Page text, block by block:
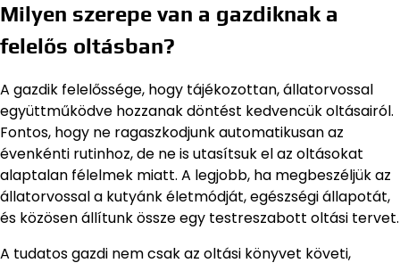
Milyen szerepe van a gazdiknak a
felelős oltásban?
A gazdik felelőssége, hogy tájékozottan, állatorvossal
együttműködve hozzanak döntést kedvencük oltásairól.
Fontos, hogy ne ragaszkodjunk automatikusan az
évenkénti rutinhoz, de ne is utasítsuk el az oltásokat
alaptalan félelmek miatt. A legjobb, ha megbeszéljük az
állatorvossal a kutyánk életmódját, egészségi állapotát,
és közösen állítunk össze egy testreszabott oltási tervet.
A tudatos gazdi nem csak az oltási könyvet követi,